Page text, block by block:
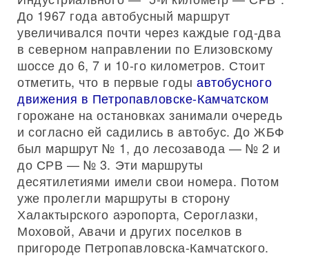
До 1967 года автобусный маршрут
увеличивался почти через каждые год-два
в северном направлении по Елизовскому
шоссе до 6, 7 и 10-го километров. Стоит
отметить, что в первые годыавтобусного
движения в Петропавловске-Камчатском
горожане на остановках занимали очередь
и согласно ей садились в автобус. До ЖБФ
был маршрут № 1, до лесозавода — № 2 и
до СРВ — № 3. Эти маршруты
десятилетиями имели свои номера. Потом
уже пролегли маршруты в сторону
Халактырского аэропорта, Сероглазки,
Моховой, Авачи и других поселков в
пригороде Петропавловска-Камчатского.